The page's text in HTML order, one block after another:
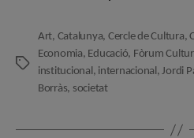
Etiquetes
Art, Catalunya, Cercle de Cultura,
Economia, Educació, Fòrum
institucional, internacional,Jordi
Borràs, societat